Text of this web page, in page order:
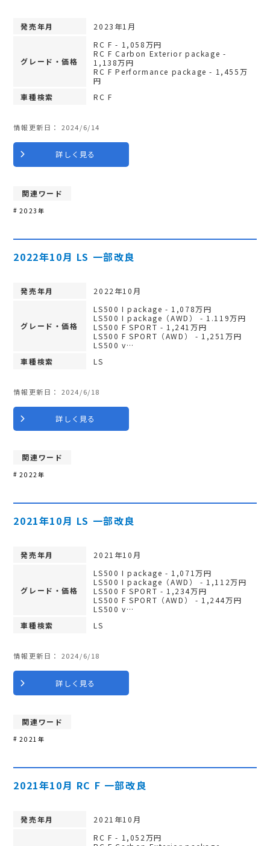
発売年月 2023年1月
グレード・価格
RC F - 1,058万円
RC F Carbon Exterior package -
1,138万円
RC F Performance package - 1,455万
円
車種検索
RC F
情報更新日： 2024/6/14
詳しく見る
関連ワード
2023年
2022年10月 LS 一部改良
発売年月 2022年10月
グレード・価格
LS500 I package - 1,078万円
LS500 I package（AWD） - 1.119万円
LS500 F SPORT - 1,241万円
LS500 F SPORT（AWD） - 1,251万円
LS500 v…
車種検索
LS
情報更新日： 2024/6/18
詳しく見る
関連ワード
2022年
2021年10月 LS 一部改良
発売年月 2021年10月
グレード・価格
LS500 I package - 1,071万円
LS500 I package（AWD） - 1,112万円
LS500 F SPORT - 1,234万円
LS500 F SPORT（AWD） - 1,244万円
LS500 v…
車種検索
LS
情報更新日： 2024/6/18
詳しく見る
関連ワード
2021年
2021年10月 RC F 一部改良
発売年月
2021年10月
RC F - 1,052万円